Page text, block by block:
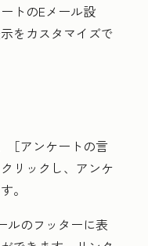
トのEメール設
をカスタマイズで
［アンケートの言
リックし、アンケ
。
ルのフッターに表